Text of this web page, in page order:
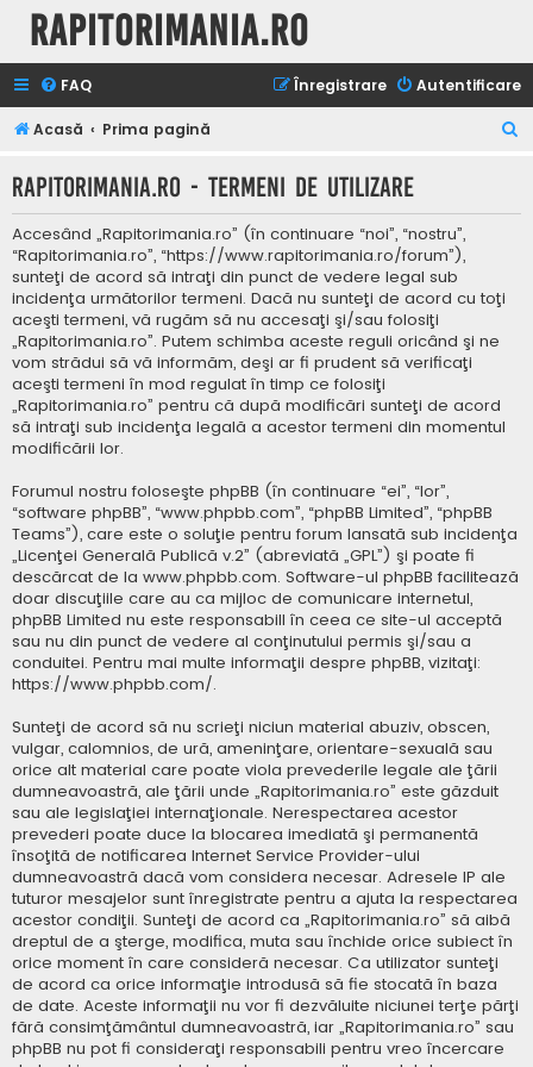
Rapitorimania.ro
FAQ Autentificare
Înregistrare
Acasă Prima pagină
t
Rapitorimania.ro - Termeni de utilizare
Accesând „Rapitorimania.ro” (în continuare “noi”, “nostru”,
“Rapitorimania.ro”, “https://www.rapitorimania.ro/forum”),
sunteţi de acord să intraţi din punct de vedere legal sub
incidenţa următorilor termeni. Dacă nu sunteţi de acord cu toţi
aceşti termeni, vă rugăm să nu accesaţi şi/sau folosiţi
„Rapitorimania.ro”. Putem schimba aceste reguli oricând şi ne
vom strădui să vă informăm, deşi ar fi prudent să verificaţi
aceşti termeni în mod regulat în timp ce folosiţi
„Rapitorimania.ro” pentru că după modificări sunteţi de acord
să intraţi sub incidenţa legală a acestor termeni din momentul
modificării lor.
Forumul nostru foloseşte phpBB (în continuare “ei”, “lor”,
“software phpBB”, “www.phpbb.com”, “phpBB Limited”, “phpBB
Teams”), care este o soluţie pentru forum lansată sub incidenţa
„Licenţei Generală Publică v.2” (abreviată „GPL”) şi poate fi
descărcat de la www.phpbb.com. Software-ul phpBB facilitează
doar discuţiile care au ca mijloc de comunicare internetul,
phpBB Limited nu este responsabill în ceea ce site-ul acceptă
sau nu din punct de vedere al conţinutului permis şi/sau a
conduitei. Pentru mai multe informaţii despre phpBB, vizitaţi:
https://www.phpbb.com/.
Sunteţi de acord să nu scrieţi niciun material abuziv, obscen,
vulgar, calomnios, de ură, ameninţare, orientare-sexuală sau
orice alt material care poate viola prevederile legale ale ţării
dumneavoastră, ale ţării unde „Rapitorimania.ro” este găzduit
sau ale legislaţiei internaţionale. Nerespectarea acestor
prevederi poate duce la blocarea imediată şi permanentă
însoţită de notificarea Internet Service Provider-ului
dumneavoastră dacă vom considera necesar. Adresele IP ale
tuturor mesajelor sunt înregistrate pentru a ajuta la respectarea
acestor condiţii. Sunteţi de acord ca „Rapitorimania.ro” să aibă
dreptul de a şterge, modifica, muta sau închide orice subiect în
orice moment în care consideră necesar. Ca utilizator sunteţi
de acord ca orice informaţie introdusă să fie stocată în baza
de date. Aceste informaţii nu vor fi dezvăluite niciunei terţe părţi
fără consimţământul dumneavoastră, iar „Rapitorimania.ro” sau
phpBB nu pot fi consideraţi responsabili pentru vreo încercare